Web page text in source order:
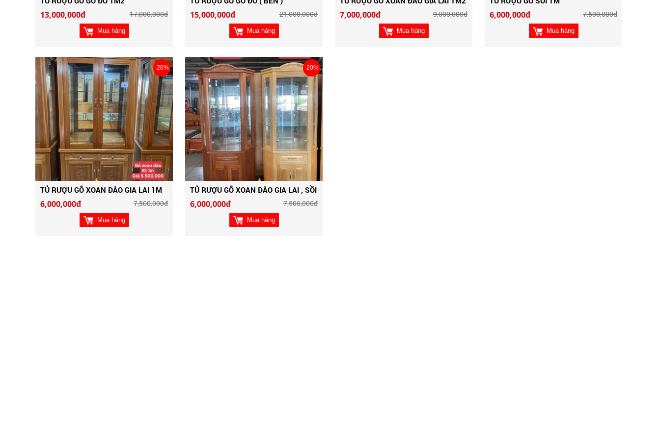
13,000,000đ 17,000,000đ
Mua hàng
15,000,000đ 21,000,000đ
Mua hàng
7,000,000đ 9,000,000đ
Mua hàng
6,000,000đ 7,500,000đ
Mua hàng
-20%
TỦ RƯỢU GỖ XOAN ĐÀO GIA LAI 1M
6,000,000đ 7,500,000đ
Mua hàng
-20%
TỦ RƯỢU GỖ XOAN ĐÀO GIA LAI , SỒI
6,000,000đ 7,500,000đ
Mua hàng